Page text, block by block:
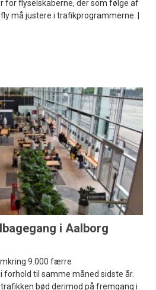
for flyselskaberne, der som følge af
må justere i trafikprogrammerne. |
i Aalborg
9.000 færre
forhold til samme måned sidste år.
bød derimod på fremgang i